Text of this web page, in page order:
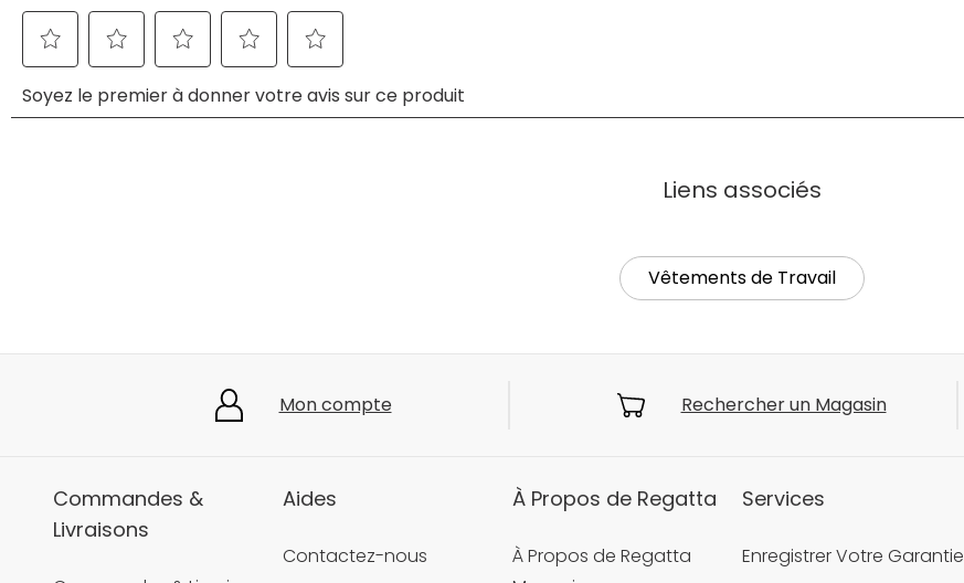
Liens associés
Vêtements de Travail
Mon compte Rechercher un Magasin
Commandes &
Livraisons
Aides
Contactez-nous
À Propos de Regatta
À Propos de Regatta
Services
Enregistrer Votre Garantie